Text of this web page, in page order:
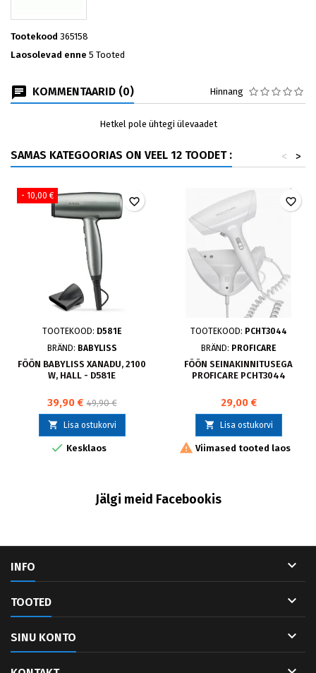
Tootekood 365158
Laosolevad enne 5 Tooted
KOMMENTAARID (0) Hinnang
Hetkel pole ühtegi ülevaadet
SAMAS KATEGOORIAS ON VEEL 12 TOODET : >
<
- 10,00 €
TOOTEKOOD: D581E
BRÄND: BABYLISS
FÖÖN BABYLISS XANADU, 2100
W, HALL - D581E
39,90 € 49,90 €
 Lisa ostukorvi
 Kesklaos
favorite_border
TOOTEKOOD: PCHT3044
BRÄND: PROFICARE
FÖÖN SEINAKINNITUSEGA
PROFICARE PCHT3044
29,00 €
 Lisa ostukorvi
 Viimased tooted laos
favorite_border
Jälgi meid Facebookis
INFO 
TOOTED 
SINU KONTO 